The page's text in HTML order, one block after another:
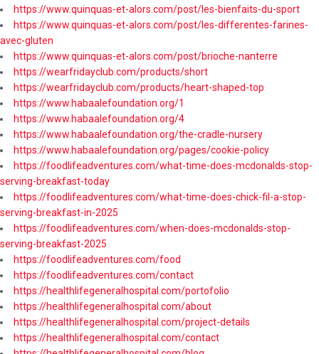
https://www.quinquas-et-alors.com/post/les-bienfaits-du-sport
https://www.quinquas-et-alors.com/post/les-differentes-farines-
avec-gluten
https://www.quinquas-et-alors.com/post/brioche-nanterre
https://wearfridayclub.com/products/short
https://wearfridayclub.com/products/heart-shaped-top
https://www.habaalefoundation.org/1
https://www.habaalefoundation.org/4
https://www.habaalefoundation.org/the-cradle-nursery
https://www.habaalefoundation.org/pages/cookie-policy
https://foodlifeadventures.com/what-time-does-mcdonalds-stop-
serving-breakfast-today
https://foodlifeadventures.com/what-time-does-chick-fil-a-stop-
serving-breakfast-in-2025
https://foodlifeadventures.com/when-does-mcdonalds-stop-
serving-breakfast-2025
https://foodlifeadventures.com/food
https://foodlifeadventures.com/contact
https://healthlifegeneralhospital.com/portofolio
https://healthlifegeneralhospital.com/about
https://healthlifegeneralhospital.com/project-details
https://healthlifegeneralhospital.com/contact